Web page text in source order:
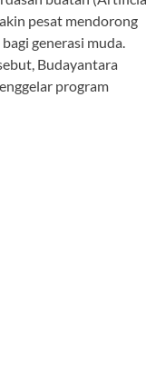
pesat mendorong
generasi muda.
Budayantara
program